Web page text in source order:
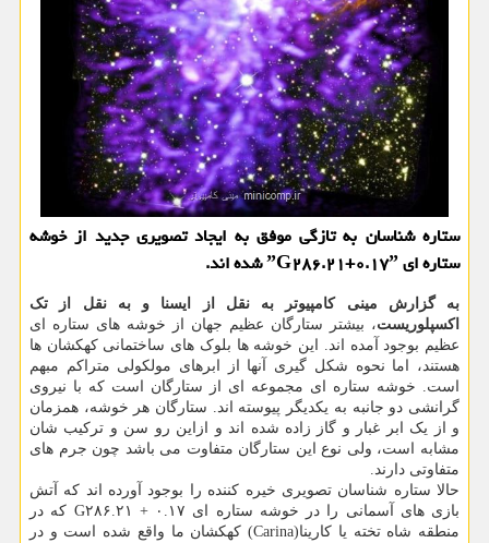
ستاره شناسان به تازگی موفق به ایجاد تصویری جدید از خوشه
ستاره ای ˮG۲۸۶.۲۱+۰.۱۷ˮ شده اند.
به گزارش مینی کامپیوتر به نقل از ایسنا و به نقل از تک
اکسپلوریست، بیشتر ستارگان عظیم جهان از خوشه های ستاره ای
عظیم بوجود آمده اند. این خوشه ها بلوک های ساختمانی کهکشان ها
هستند، اما نحوه شکل گیری آنها از ابرهای مولکولی متراکم مبهم
است. خوشه ستاره ای مجموعه ای از ستارگان است که با نیروی
گرانشی دو جانبه به یکدیگر پیوسته اند. ستارگان هر خوشه، همزمان
و از یک ابر غبار و گاز زاده شده اند و ازاین رو سن و ترکیب شان
مشابه است، ولی نوع این ستارگان متفاوت می باشد چون جرم های
متفاوتی دارند.
حالا ستاره شناسان تصویری خیره کننده را بوجود آورده اند که آتش
بازی های آسمانی را در خوشه ستاره ای G۲۸۶.۲۱ + ۰.۱۷ که در
منطقه شاه تخته یا کارینا(Carina) کهکشان ما واقع شده است و در